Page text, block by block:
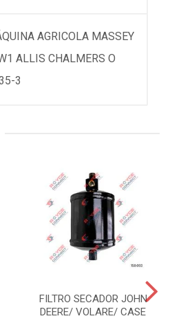
AGRICOLA MASSEY
ALLIS CHALMERS O
3
FILTRO SECADOR JOHN
DEERE/ VOLARE/ CASE